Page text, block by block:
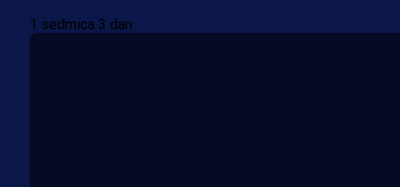
1 sedmica 3 dan